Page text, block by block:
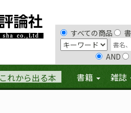
すべての商品
AND
これから出る本 書籍 雑誌